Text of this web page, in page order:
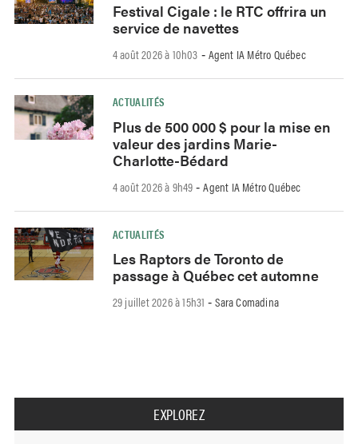
Festival Cigale : le RTC offrira un
service de navettes
4 août 2026 à 10h03 - Agent IA Métro Québec
ACTUALITÉS
Plus de 500 000 $ pour la mise en
valeur des jardins Marie-
Charlotte-Bédard
4 août 2026 à 9h49 -Agent IA Métro Québec
ACTUALITÉS
Les Raptors de Toronto de
passage à Québec cet automne
29 juillet 2026 à 15h31 -Sara Comadina
EXPLOREZ